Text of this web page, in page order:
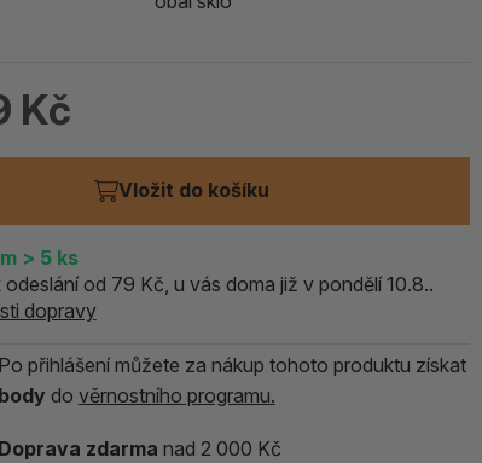
> 5 ks
Kč
Vložit do košíku
> 5 ks
odeslání od 79 Kč, u vás doma již v pondělí 10.8..
dopravy
Po přihlášení můžete za nákup tohoto produktu získat
body do věrnostního programu.
Doprava zdarma nad 2 000 Kč